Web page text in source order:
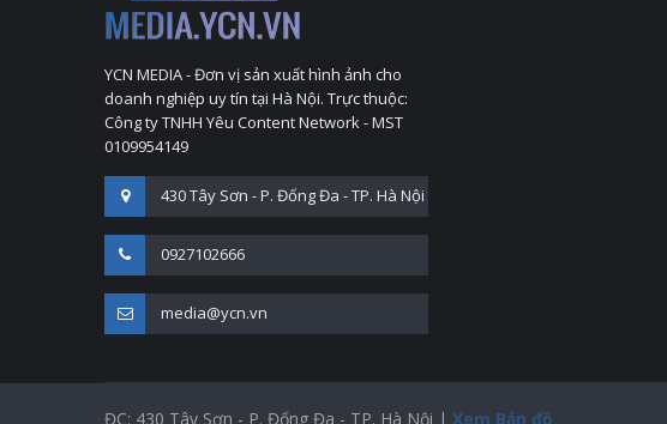
YCN MEDIA - Đơn vị sản xuất hình ảnh cho
doanh nghiệp uy tín tại Hà Nội. Trực thuộc:
Công ty TNHH Yêu Content Network - MST
0109954149
430 Tây Sơn - P. Đống Đa - TP. Hà Nội
0927102666
media@ycn.vn
ĐC: 430 Tây Sơn - P. Đống Đa - TP. Hà Nội | Xem Bản đồ